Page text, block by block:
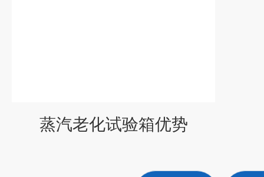
蒸汽老化试验箱优势